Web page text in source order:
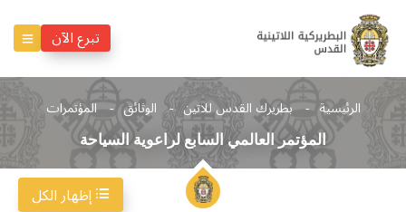
تبرع الآن
الرئيسية بطريرك القدس للاتين الوثائق المؤتمرات
المؤتمر العالمي السابع لراعوية السياحة
إظهار الكل